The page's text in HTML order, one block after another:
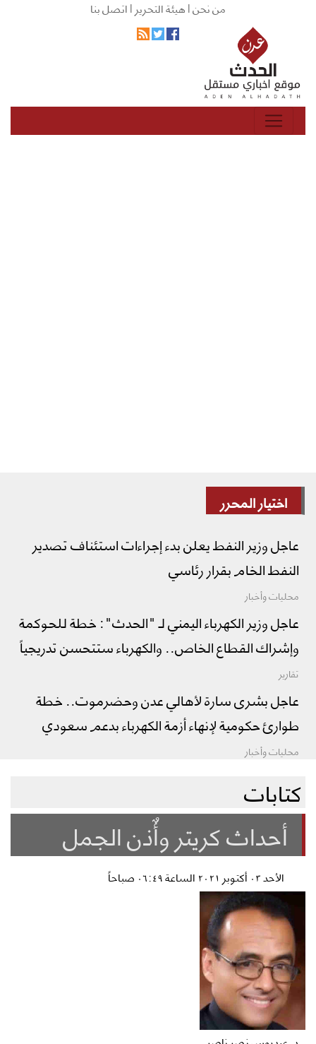
من نحن |هيئة التحرير |اتصل بنا
اختيار المحرر
عاجل وزير النفط يعلن بدء إجراءات استئناف تصدير
النفط الخام بقرار رئاسي
محليات وأخبار
عاجل وزير الكهرباء اليمني لـ "الحدث": خطة للحوكمة
وإشراك القطاع الخاص.. والكهرباء ستتحسن تدريجياً
تقارير
عاجل بشرى سارة لأهالي عدن وحضرموت.. خطة
طوارئ حكومية لإنهاء أزمة الكهرباء بدعم سعودي
محليات وأخبار
كتابات
أحداث كريتر وأٌذن الجمل
الأحد ٠٣ أكتوبر ٢٠٢١ الساعة ٠٦:٤٩ صباحاً